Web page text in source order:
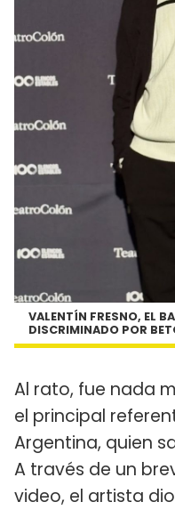
VALENTÍN FRESNO, EL
DISCRIMINADO POR
Al rato, fue nada
el principal
Argentina, quien
A través de un
video, el artista